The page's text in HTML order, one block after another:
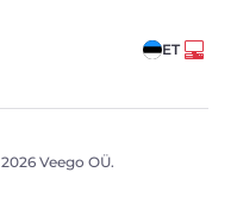
ET
Veego OÜ.